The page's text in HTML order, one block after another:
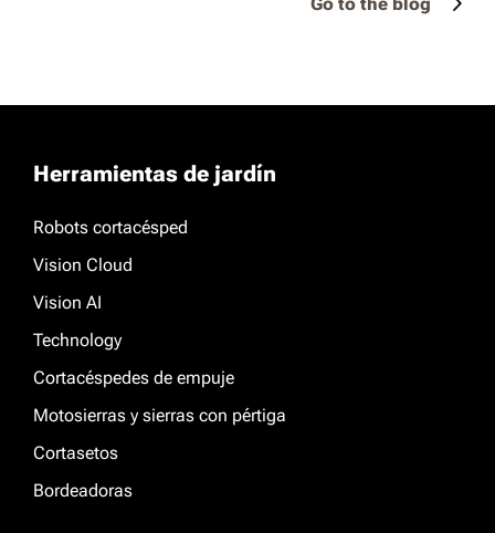
Herramientas de jardín
Robots cortacésped
Vision Cloud
Vision AI
Technology
Cortacéspedes de empuje
Motosierras y sierras con pértiga
Cortasetos
Bordeadoras